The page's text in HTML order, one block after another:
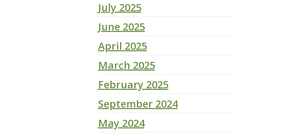
July 2025
June 2025
April 2025
March 2025
February 2025
September 2024
May 2024